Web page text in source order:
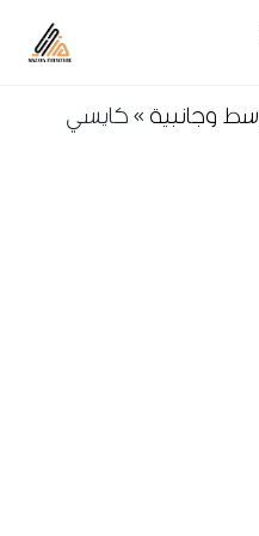
وجانبية»كايسي